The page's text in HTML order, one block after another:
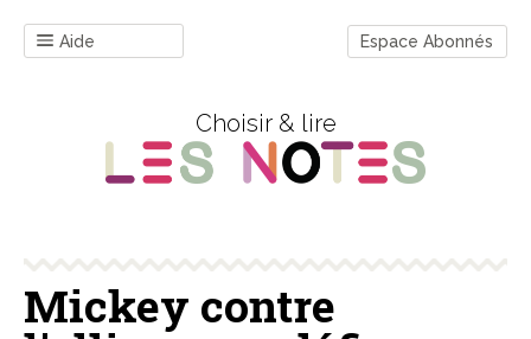
Aide Espace Abonnés
Choisir & lire
Mickey contre